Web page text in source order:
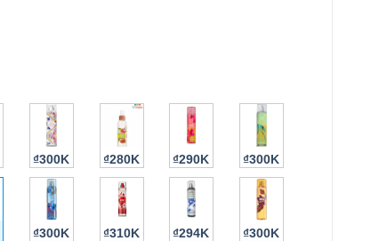
₫300K ₫280K ₫290K ₫300K
₫300K ₫310K ₫294K ₫300K